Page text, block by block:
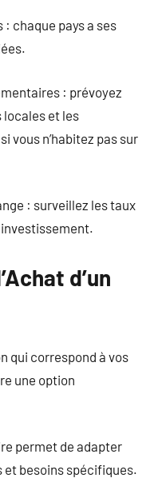
chaque pays a ses
: prévoyez
locales et les
vous n’habitez pas sur
: surveillez les taux
d’un
qui correspond à vos
une option
permet de adapter
et besoins spécifiques.